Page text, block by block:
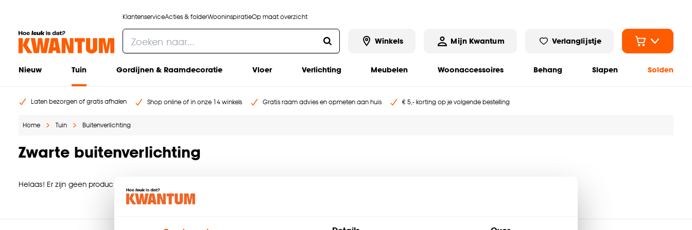
KlantenserviceActies & folderWooninspiratieOp maat overzicht
Winkels Mijn Kwantum Verlanglijstje
Nieuw Tuin Gordijnen & Raamdecoratie Vloer Verlichting Meubelen Woonaccessoires Behang Slapen Solden
Laten bezorgen of gratis afhalen Shop online of in onze 14 winkels Gratis raam advies en opmeten aan huis € 5,- korting op je volgende bestelling
Home Tuin Buitenverlichting
Zwarte buitenverlichting
Helaas! Er zijn geen producten gevonden. Ga terug naar de